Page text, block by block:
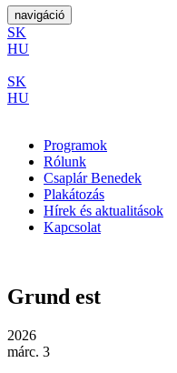
navigáció
SK
HU
SK
HU
Programok
Rólunk
Csaplár Benedek
Plakátozás
Hírek és aktualitások
Kapcsolat
Grund est
2026
márc. 3